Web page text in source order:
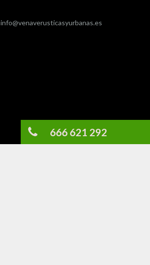
info@venaverusticasyurbanas.es
666 621 292